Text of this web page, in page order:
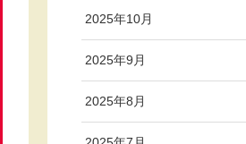
2025年10月
2025年9月
2025年8月